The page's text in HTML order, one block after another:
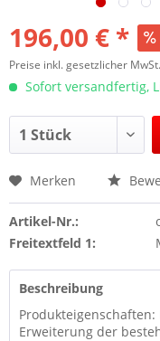
196,00 € *
Preise inkl. gesetzlicher MwSt.
Sofort versandfertig,
Merken
Artikel-Nr.:
Freitextfeld 1:
Beschreibung
Produkteigenschaften:
Erweiterung der